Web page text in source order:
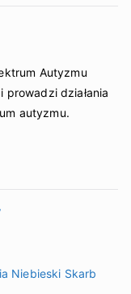
Autyzmu
prowadzi działania
autyzmu.
Niebieski Skarb